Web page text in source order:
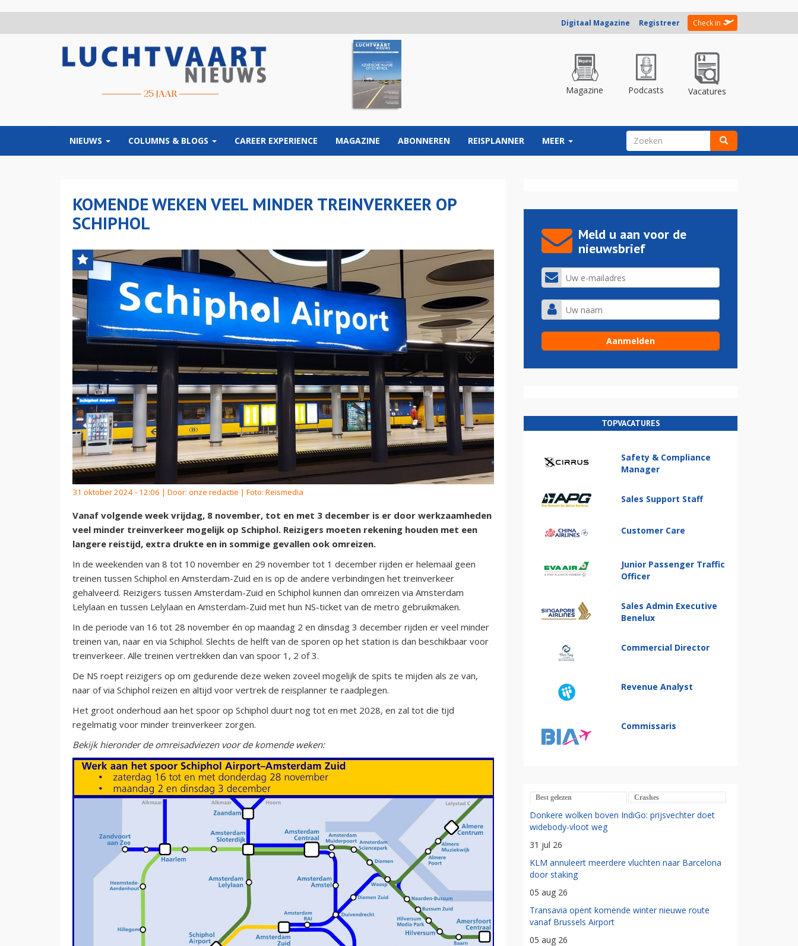
Digitaal Magazine Registreer Check in
Magazine Podcasts Vacatures
NIEUWS COLUMNS & BLOGS CAREER EXPERIENCE MAGAZINE ABONNEREN REISPLANNER MEER ZOEKVELD
KOMENDE WEKEN VEEL MINDER TREINVERKEER OP
SCHIPHOL
31 oktober 2024 - 12:06 | Door: onze redactie | Foto: Reismedia
Vanaf volgende week vrijdag, 8 november, tot en met 3 december is er door werkzaamheden
veel minder treinverkeer mogelijk op Schiphol. Reizigers moeten rekening houden met een
langere reistijd, extra drukte en in sommige gevallen ook omreizen.
In de weekenden van 8 tot 10 november en 29 november tot 1 december rijden er helemaal geen
treinen tussen Schiphol en Amsterdam-Zuid en is op de andere verbindingen het treinverkeer
gehalveerd. Reizigers tussen Amsterdam-Zuid en Schiphol kunnen dan omreizen via Amsterdam
Lelylaan en tussen Lelylaan en Amsterdam-Zuid met hun NS-ticket van de metro gebruikmaken.
In de periode van 16 tot 28 november én op maandag 2 en dinsdag 3 december rijden er veel minder
treinen van, naar en via Schiphol. Slechts de helft van de sporen op het station is dan beschikbaar voor
treinverkeer. Alle treinen vertrekken dan van spoor 1, 2 of 3.
De NS roept reizigers op om gedurende deze weken zoveel mogelijk de spits te mijden als ze van,
naar of via Schiphol reizen en altijd voor vertrek de reisplanner te raadplegen.
Het groot onderhoud aan het spoor op Schiphol duurt nog tot en met 2028, en zal tot die tijd
regelmatig voor minder treinverkeer zorgen.
Bekijk hieronder de omreisadviezen voor de komende weken:
Meld u aan voor de
nieuwsbrief
TOPVACATURES
Safety & Compliance
Manager
Sales Support Staff
Customer Care
Junior Passenger Traffic
Officer
Sales Admin Executive
Benelux
Commercial Director
Revenue Analyst
Commissaris
Best gelezen Crashes
Donkere wolken boven IndiGo: prijsvechter doet
widebody-vloot weg
31 jul 26
KLM annuleert meerdere vluchten naar Barcelona
door staking
05 aug 26
Transavia opent komende winter nieuwe route
vanaf Brussels Airport
05 aug 26